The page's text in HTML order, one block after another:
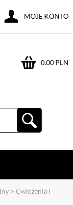
0.00 PLN
MOJE KONTO
> Ćwiczenia i